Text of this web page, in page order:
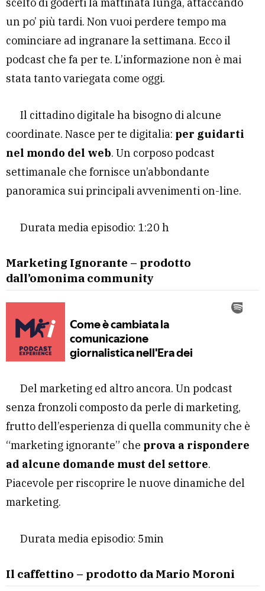
un po’ più tardi. Non vuoi perdere tempo ma
cominciare ad ingranare la settimana. Ecco il
podcast che fa per te. L’informazione non è mai
stata tanto variegata come oggi.
Il cittadino digitale ha bisogno di alcune
coordinate. Nasce per te digitalia: per guidarti
nel mondo del web. Un corposo podcast
settimanale che fornisce un’abbondante
panoramica sui principali avvenimenti on-line.
Durata media episodio: 1:20 h
Marketing Ignorante – prodotto
dall’omonima community
Del marketing ed altro ancora. Un podcast
senza fronzoli composto da perle di marketing,
frutto dell’esperienza di quella community che è
“marketing ignorante” che prova a rispondere
ad alcune domande must del settore.
Piacevole per riscoprire le nuove dinamiche del
marketing.
Durata media episodio: 5min
Il caffettino – prodotto da Mario Moroni